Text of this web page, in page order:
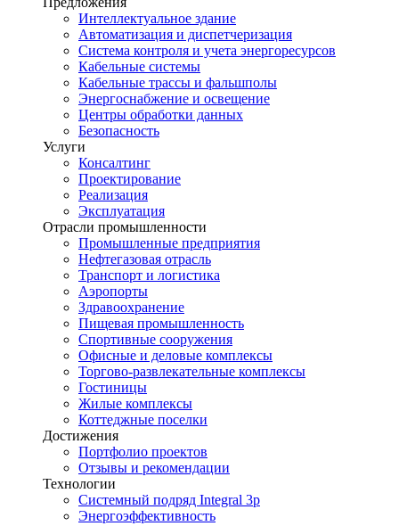
Интеллектуальное здание
Автоматизация и диспетчеризация
Система контроля и учета энергоресурсов
Кабельные системы
Кабельные трассы и фальшполы
Энергоснабжение и освещение
Центры обработки данных
Безопасность
Услуги
Консалтинг
Проектирование
Реализация
Эксплуатация
Отрасли промышленности
Промышленные предприятия
Нефтегазовая отрасль
Транспорт и логистика
Аэропорты
Здравоохранение
Пищевая промышленность
Спортивные сооружения
Офисные и деловые комплексы
Торгово-развлекательные комплексы
Гостиницы
Жилые комплексы
Коттеджные поселки
Достижения
Портфолио проектов
Отзывы и рекомендации
Технологии
Системный подряд Integral 3p
Энергоэффективность